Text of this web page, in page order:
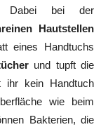
Dabei bei der
Hautstellen
eines Handtuchs
und tupft die
ihr kein Handtuch
wie beim
Bakterien, die